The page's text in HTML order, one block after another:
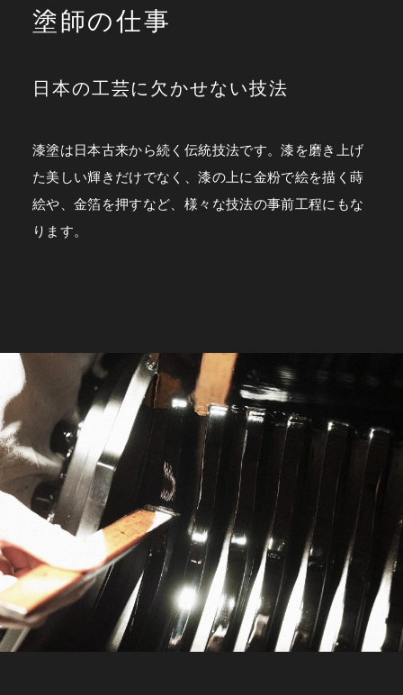
塗師の仕事
日本の工芸に欠かせない技法
漆塗は日本古来から続く伝統技法です。漆を磨き上げ
た美しい輝きだけでなく、漆の上に金粉で絵を描く蒔
絵や、金箔を押すなど、様々な技法の事前工程にもな
ります。